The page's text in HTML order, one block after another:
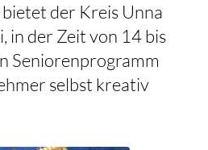
der Kreis Unna
in der Zeit von 14 bis
Seniorenprogramm
selbst kreativ